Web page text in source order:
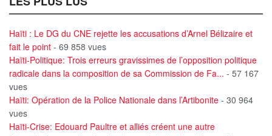
Haïti : Le DG du CNE rejette les accusations d’Arnel Bélizaire et
fait le point - 69 858 vues
Haïti-Politique: Trois erreurs gravissimes de l’opposition politique
radicale dans la composition de sa Commission de Fa... - 57 167
vues
Haïti: Opération de la Police Nationale dans l’Artibonite - 30 964
vues
Haïti-Crise: Edouard Paultre et alliés créent une autre